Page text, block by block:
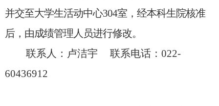
并交至大学生活动中心304室，经本科生院核准
后，由成绩管理人员进行修改。
联系人： 卢洁宇 联系电话： 022-
60436912